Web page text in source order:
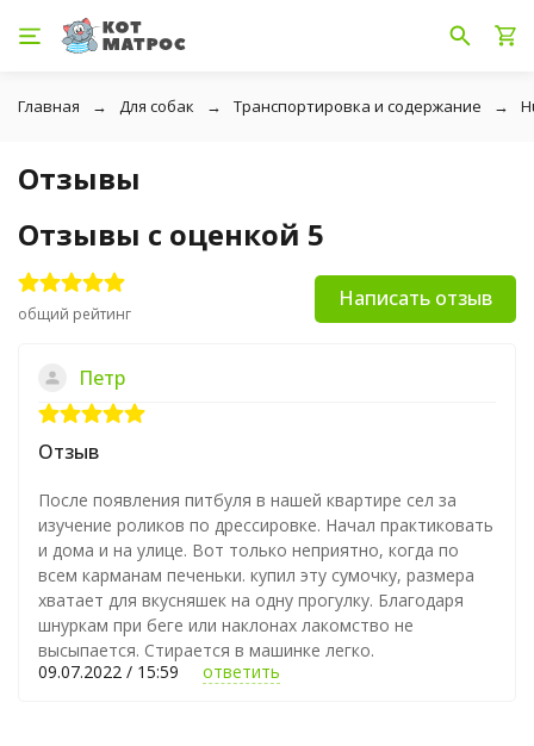
Главная Для собак Транспортировка и содержание
Отзывы
Отзывы с оценкой 5
общий рейтинг
Написать отзыв
Петр
Отзыв
После появления питбуля в нашей квартире сел за
изучение роликов по дрессировке. Начал практиковать
и дома и на улице. Вот только неприятно, когда по
всем карманам печеньки. купил эту сумочку, размера
хватает для вкусняшек на одну прогулку. Благодаря
шнуркам при беге или наклонах лакомство не
высыпается. Стирается в машинке легко.
09.07.2022 / 15:59
ответить